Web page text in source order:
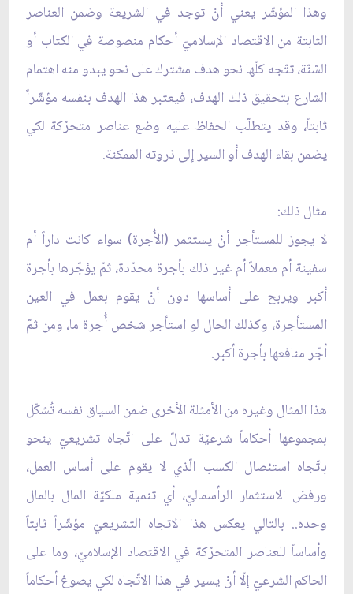
وهذا المؤشّر يعني أنْ توجد في الشريعة وضمن العناصر
الثابتة من الاقتصاد الإسلاميّ أحكام منصوصة في الكتاب أو
السّنّة، تتّجه كلّها نحو هدف مشترك على نحو يبدو منه اهتمام
الشارع بتحقيق ذلك الهدف، فيعتبر هذا الهدف بنفسه مؤشّراً
ثابتاً، وقد يتطلّب الحفاظ عليه وضع عناصر متحرّكة لكي
يضمن بقاء الهدف أو السير إلى ذروته الممكنة.
مثال ذلك:
لا يجوز للمستأجر أنْ يستثمر (الأُجرة) سواء كانت داراً أم
سفينة أم معملاً أم غير ذلك بأجرة محدّدة، ثمّ يؤجّرها بأجرة
أكبر ويربح على أساسها دون أنْ يقوم بعمل في العين
المستأجرة، وكذلك الحال لو استأجر شخص أُجرة ما، ومن ثمّ
أجّر منافعها بأجرة أكبر.
هذا المثال وغيره من الأمثلة الأخرى ضمن السياق نفسه تُشكّل
بمجموعها أحكاماً شرعيّة تدلّ على اتّجاه تشريعيّ ينحو
باتّجاه استئصال الكسب الّذي لا يقوم على أساس العمل،
ورفض الاستثمار الرأسماليّ، أي تنمية ملكيّة المال بالمال
وحده.. بالتالي يعكس هذا الاتجاه التشريعيّ مؤشّراً ثابتاً
وأساساً للعناصر المتحرّكة في الاقتصاد الإسلاميّ، وما على
الحاكم الشرعيّ إلّا أنْ يسير في هذا الاتّجاه لكي يصوغ أحكاماً